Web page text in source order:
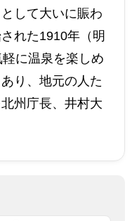
して大いに賑わ
れた1910年（明
に温泉を楽しめ
り、地元の人た
州庁長、井村大